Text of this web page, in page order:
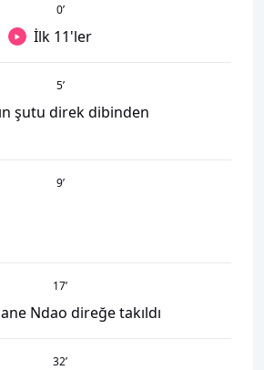
0’
İlk 11'ler
5’
şutu direk dibinden
9’
17’
Ndao direğe takıldı
32’